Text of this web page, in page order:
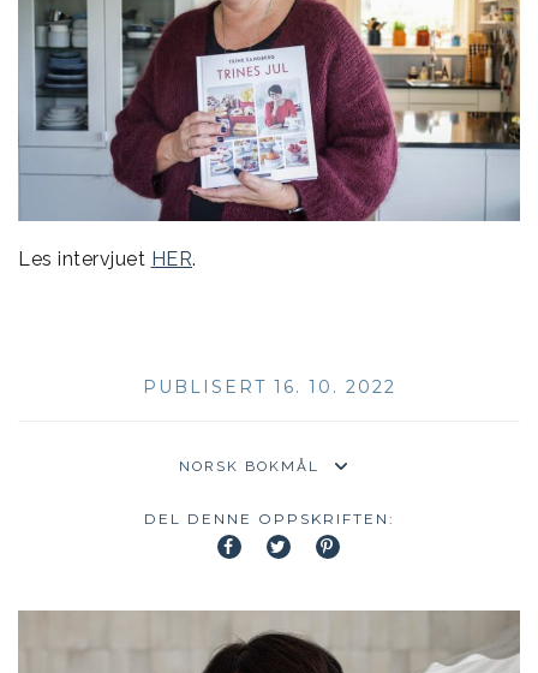
Les intervjuet HER.
PUBLISERT 16. 10. 2022
DEL DENNE OPPSKRIFTEN: